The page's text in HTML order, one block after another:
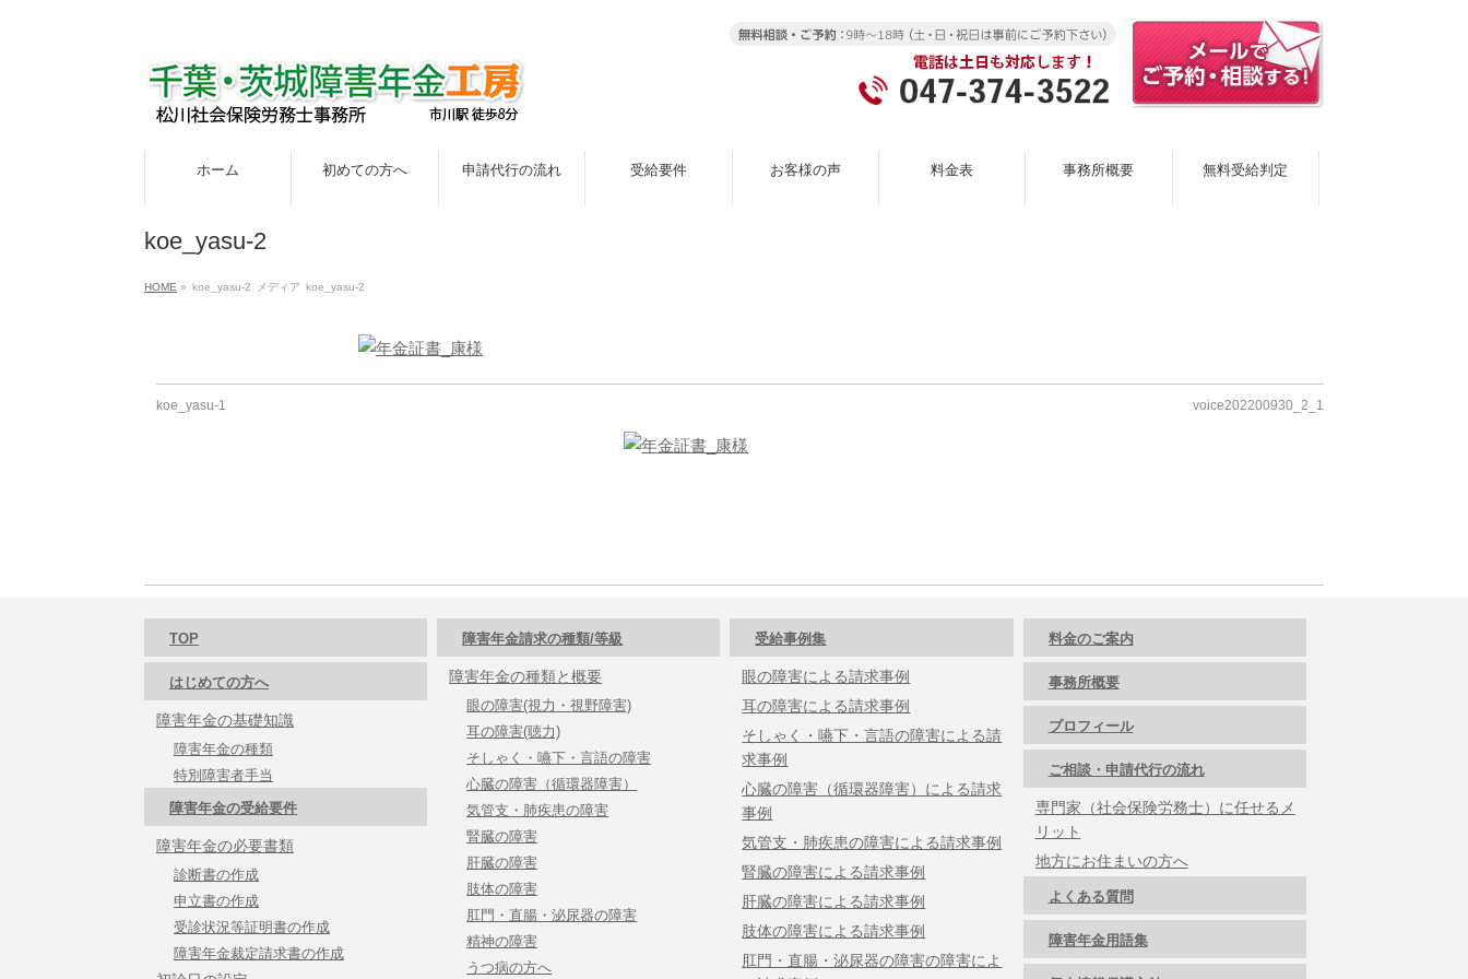
ホーム 初めての方へ 申請代行の流れ 受給要件 お客様の声 料金表 事務所概要 無料受給判定
koe_yasu-2
HOME » koe_yasu-2 メディア koe_yasu-2
koe_yasu-1 voice202200930_2_1
TOP
はじめての方へ
障害年金の基礎知識
障害年金の種類
特別障害者手当
障害年金の受給要件
障害年金の必要書類
診断書の作成
申立書の作成
受診状況等証明書の作成
障害年金裁定請求書の作成
障害年金請求の種類/等級
障害年金の種類と概要
眼の障害(視力・視野障害)
耳の障害(聴力)
そしゃく・嚥下・言語の障害
心臓の障害（循環器障害）
気管支・肺疾患の障害
腎臓の障害
肝臓の障害
肢体の障害
肛門・直腸・泌尿器の障害
精神の障害
うつ病の方へ
受給事例集
眼の障害による請求事例
耳の障害による請求事例
そしゃく・嚥下・言語の障害による請
求事例
心臓の障害（循環器障害）による請求
事例
気管支・肺疾患の障害による請求事例
腎臓の障害による請求事例
肝臓の障害による請求事例
肢体の障害による請求事例
肛門・直腸・泌尿器の障害の障害によ
料金のご案内
事務所概要
プロフィール
ご相談・申請代行の流れ
専門家（社会保険労務士）に任せるメ
リット
地方にお住まいの方へ
よくある質問
障害年金用語集